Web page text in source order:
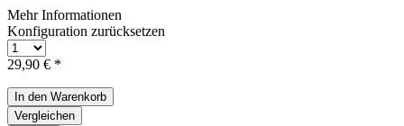
Mehr Informationen
Konfiguration zurücksetzen
29,90 € *
In den Warenkorb
Vergleichen